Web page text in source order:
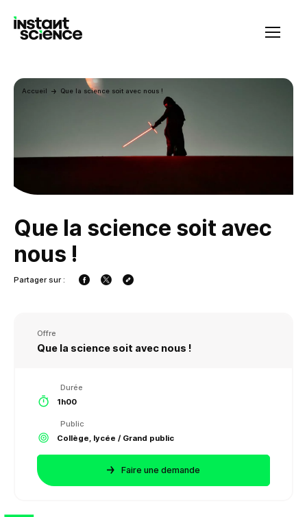
Accueil Que la science soit avec nous !
Que la science soit avec
nous !
Partager sur :
Offre
Que la science soit avec nous !
Durée
1h00
Public
Collège, lycée / Grand public
Faire une demande